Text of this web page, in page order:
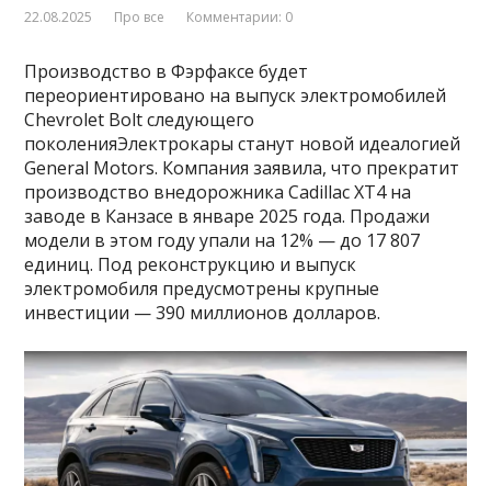
22.08.2025 Про все Комментарии: 0
Производство в Фэрфаксе будет
переориентировано на выпуск электромобилей
Chevrolet Bolt следующего
поколенияЭлектрокары станут новой идеалогией
General Motors. Компания заявила, что прекратит
производство внедорожника Cadillac XT4 на
заводе в Канзасе в январе 2025 года. Продажи
модели в этом году упали на 12% — до 17 807
единиц. Под реконструкцию и выпуск
электромобиля предусмотрены крупные
инвестиции — 390 миллионов долларов.